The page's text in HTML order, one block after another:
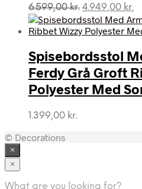
6.599,00kr. Den
oprindelige
pris
6.599,00 kr..
4.949,00 kr.
Spisebordsstol
Ferdy Grå Groft
Polyester Med
1.399,00 kr.
© Decorations
×
×
What are you looking for?